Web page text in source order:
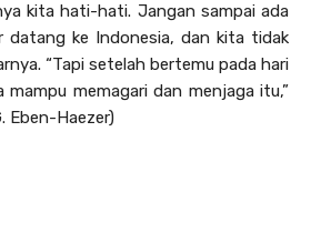
kita hati-hati. Jangan sampai ada
datang ke Indonesia, dan kita tidak
“Tapi setelah bertemu pada hari
mampu memagari dan menjaga itu,”
Eben-Haezer)